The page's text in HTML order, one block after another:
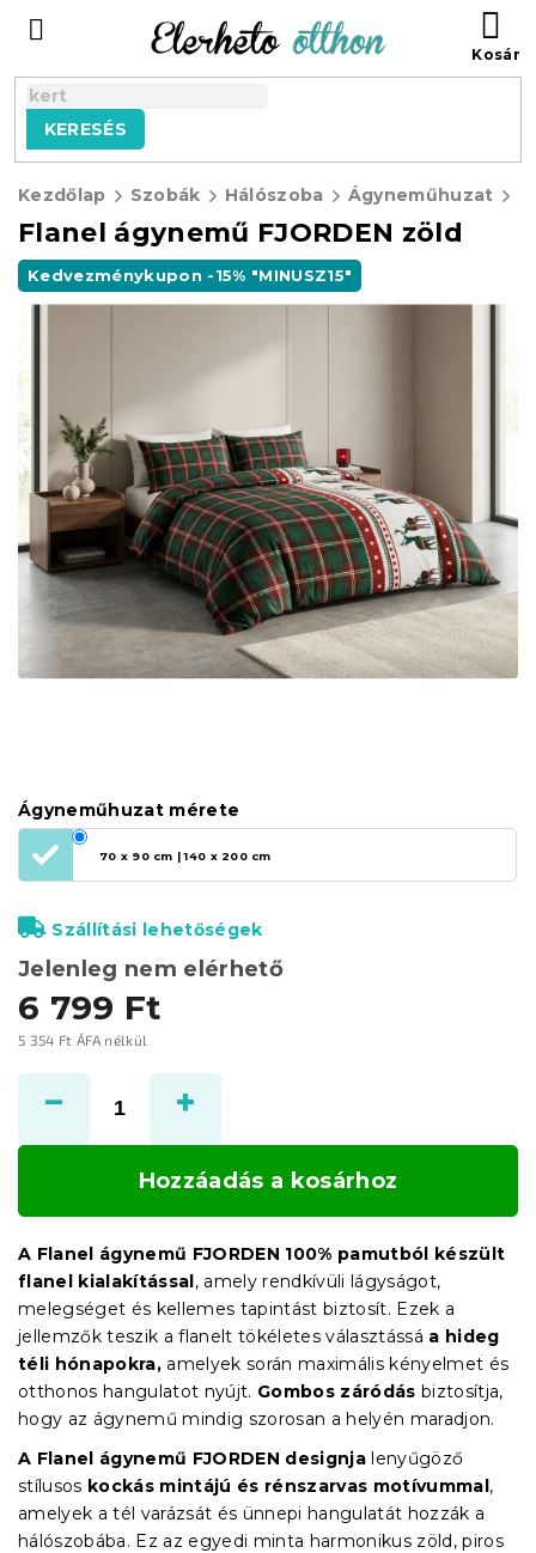
tartalomhoz
KERESÉS
Kezdőlap Szobák Hálószoba Ágyneműhuzat
Flanel ágynemű FJORDEN zöld
Kedvezménykupon -15% "MINUSZ15"
6 799 Ft
5 354 Ft ÁFA nélkül
Jelenleg nem elérhető
Ágyneműhuzat mérete
70 x 90 cm | 140 x 200 cm
Szállítási lehetőségek
Hozzáadás a kosárhoz
A Flanel ágynemű FJORDEN 100% pamutból készült
flanel kialakítással, amely rendkívüli lágyságot,
melegséget és kellemes tapintást biztosít. Ezek a
jellemzők teszik a flanelt tökéletes választássá a hideg
téli hónapokra, amelyek során maximális kényelmet és
otthonos hangulatot nyújt. Gombos záródás biztosítja,
hogy az ágynemű mindig szorosan a helyén maradjon.
A Flanel ágynemű FJORDEN designjalenyűgöző
stílusos kockás mintájú és rénszarvas motívummal,
amelyek a tél varázsát és ünnepi hangulatát hozzák a
hálószobába. Ez az egyedi minta harmonikus zöld, piros